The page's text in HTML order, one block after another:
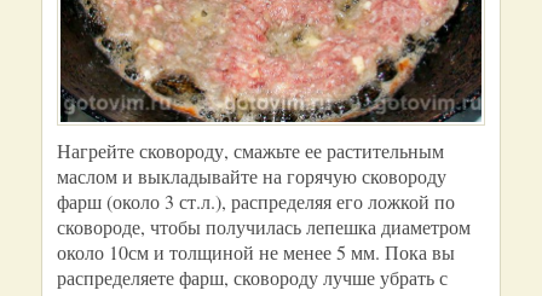
Нагрейте сковороду, смажьте ее растительным
маслом и выкладывайте на горячую сковороду
фарш (около 3 ст.л.), распределяя его ложкой по
сковороде, чтобы получилась лепешка диаметром
около 10см и толщиной не менее 5 мм. Пока вы
распределяете фарш, сковороду лучше убрать с